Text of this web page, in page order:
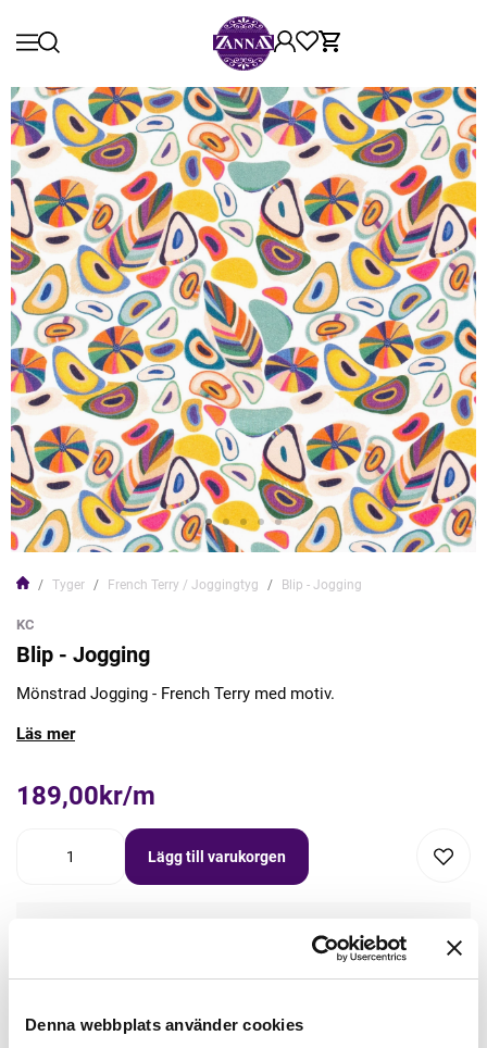
Denna webbplats använder cookies
Tyger French Terry / Joggingtyg Blip - Jogging
KC
Blip - Jogging
Mönstrad Jogging - French Terry med motiv.
Läs mer
189,00kr/m
Lägg till varukorgen
Lägg först önskad mängd i varukorgen,
välj sedan matchande tillbehör
Tråd matchande +45,00kr